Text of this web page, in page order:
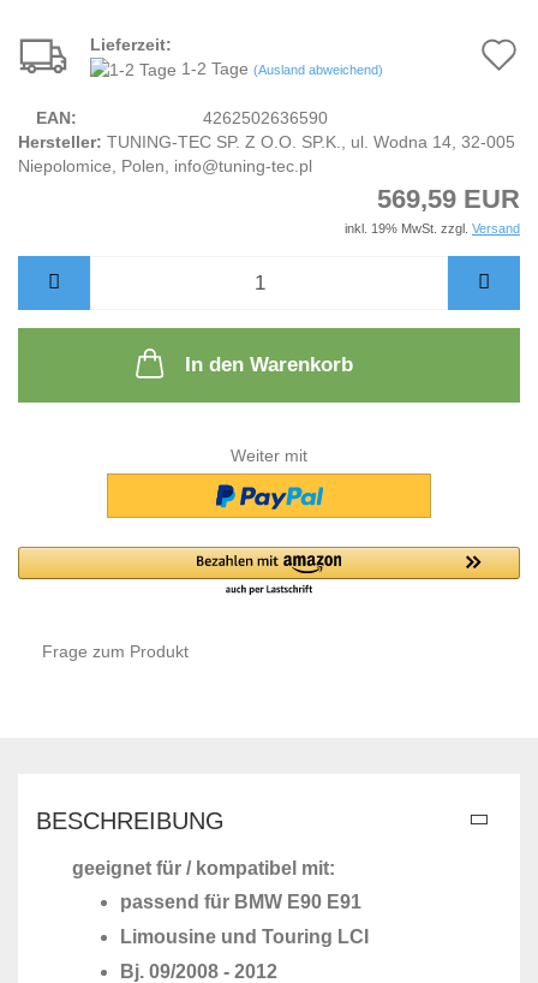
Lieferzeit:
1-2 Tage (Ausland abweichend)
EAN:
4262502636590
Hersteller: TUNING-TEC SP. Z O.O. SP.K., ul. Wodna 14, 32-005
Niepolomice, Polen, info@tuning-tec.pl
569,59 EUR
inkl. 19% MwSt. zzgl. Versand
In den Warenkorb
Weiter mit
Frage zum Produkt
BESCHREIBUNG
geeignet für / kompatibel mit:
passend für BMW E90 E91
Limousine und Touring LCI
Bj. 09/2008 - 2012